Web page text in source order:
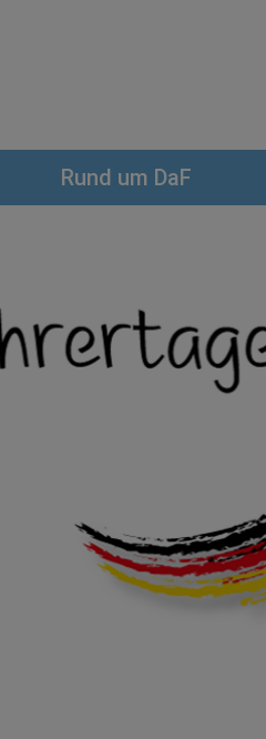
Rund um DaF